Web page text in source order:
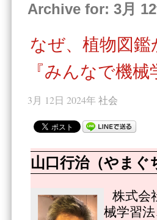
Archive for: 3月
なぜ、植物図鑑
『みんなで機
3月 12日 2024年 社会
山口行治（やまぐ
株式会
械学習